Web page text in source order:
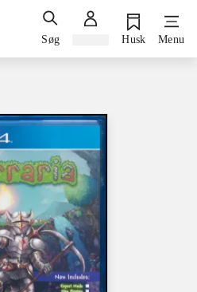
Søg Husk Menu